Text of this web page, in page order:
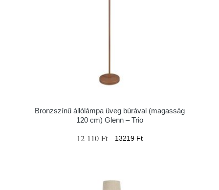
Bronzszínű állólámpa üveg búrával (magasság
120 cm) Glenn – Trio
12 110 Ft 13219 Ft